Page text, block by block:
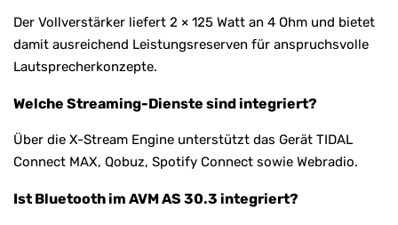
Der Vollverstärker liefert 2 × 125 Watt an 4 Ohm und bietet
damit ausreichend Leistungsreserven für anspruchsvolle
Lautsprecherkonzepte.
Welche Streaming-Dienste sind integriert?
Über die X-Stream Engine unterstützt das Gerät TIDAL
Connect MAX, Qobuz, Spotify Connect sowie Webradio.
Ist Bluetooth im AVM AS 30.3 integriert?